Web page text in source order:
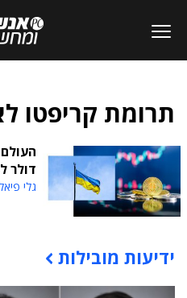
תרומת קריפטו
דולר
גלי
תוכן פרסומי
ידיעות מובילות